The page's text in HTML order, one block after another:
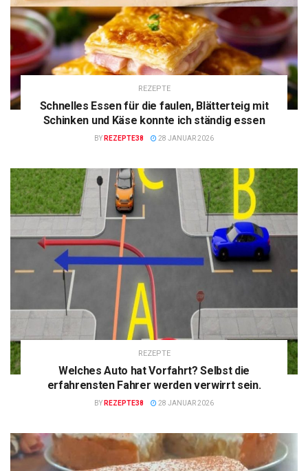
REZEPTE
Schnelles Essen für die faulen, Blätterteig mit
Schinken und Käse konnte ich ständig essen
BY REZEPTE38 28 JANUAR 2026
REZEPTE
Welches Auto hat Vorfahrt? Selbst die
erfahrensten Fahrer werden verwirrt sein.
BY REZEPTE38 28 JANUAR 2026